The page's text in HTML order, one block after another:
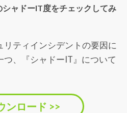
ャドーIT度をチェックしてみ
ティインシデントの要因に
つ、『シャドーIT』について
ンロード >>